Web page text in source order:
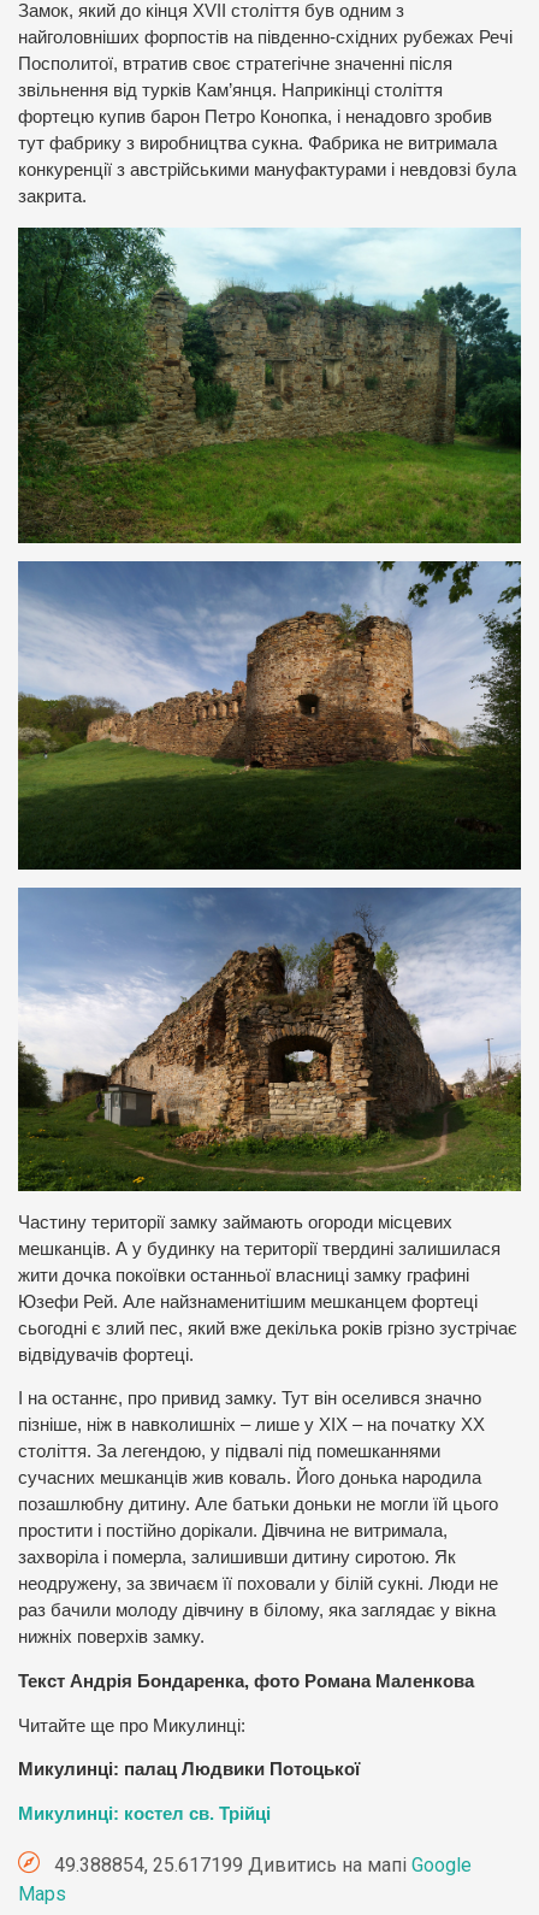
Замок, який до кінця XVII століття був одним з
найголовніших форпостів на південно-східних рубежах Речі
Посполитої, втратив своє стратегічне значенні після
звільнення від турків Кам’янця. Наприкінці століття
фортецю купив барон Петро Конопка, і ненадовго зробив
тут фабрику з виробництва сукна. Фабрика не витримала
конкуренції з австрійськими мануфактурами і невдовзі була
закрита.
Частину території замку займають огороди місцевих
мешканців. А у будинку на території твердині залишилася
жити дочка покоївки останньої власниці замку графині
Юзефи Рей. Але найзнаменитішим мешканцем фортеці
сьогодні є злий пес, який вже декілька років грізно зустрічає
відвідувачів фортеці.
І на останнє, про привид замку. Тут він оселився значно
пізніше, ніж в навколишніх – лише у ХІХ – на початку ХХ
століття. За легендою, у підвалі під помешканнями
сучасних мешканців жив коваль. Його донька народила
позашлюбну дитину. Але батьки доньки не могли їй цього
простити і постійно дорікали. Дівчина не витримала,
захворіла і померла, залишивши дитину сиротою. Як
неодружену, за звичаєм її поховали у білій сукні. Люди не
раз бачили молоду дівчину в білому, яка заглядає у вікна
нижніх поверхів замку.
Текст Андрія Бондаренка, фото Романа Маленкова
Читайте ще про Микулинці:
Микулинці: палац Людвики Потоцької
Микулинці: костел св. Трійці
49.388854, 25.617199 Дивитись на мапі Google
Maps